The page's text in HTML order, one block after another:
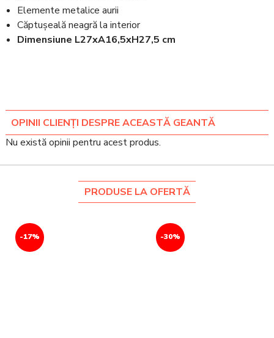
Elemente metalice aurii
Căptușeală neagră la interior
Dimensiune L27xA16,5xH27,5 cm
OPINII CLIENȚI DESPRE ACEASTĂ GEANTĂ
Nu există opinii pentru acest produs.
PRODUSE LA OFERTĂ
-17% -30%